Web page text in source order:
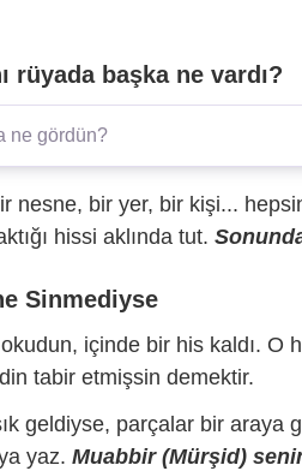
rüyada başka ne vardı?
nesne, bir yer, bir kişi...
hissi aklında tut.
Sinmediyse
içinde bir his kaldı. O
tabir etmişsin demektir.
geldiyse, parçalar bir araya
yaz. Muabbir (Mürşid)